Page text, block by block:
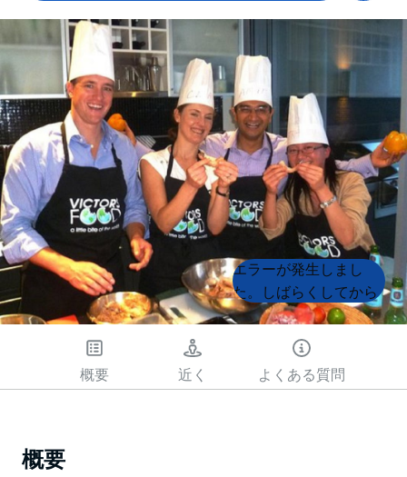
Product
List
Product
List
エラーが発生しまし
た。しばらくしてから
もう一度試してくださ
概要 近く よくある質問
概要